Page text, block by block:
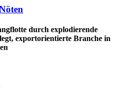
durch explodierende
exportorientierte Branche in